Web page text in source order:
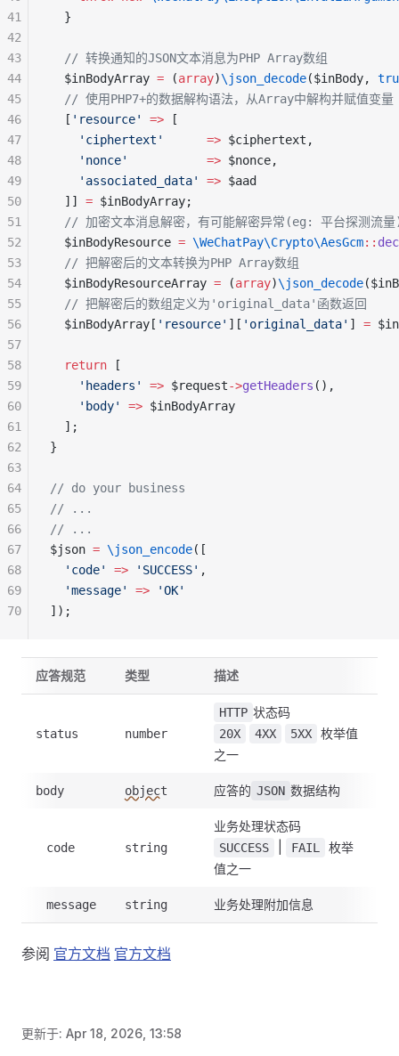
  }
  // 转换通知的JSON文本消息为PHP Array数组
  $inBodyArray
= (array)\json_decode($inBody,
  // 使用PHP7+的数据解构语法，从Array中解构并赋值变量
  [
'resource' => [
    'ciphertext'
      =>
$ciphertext,
    'nonce'
           =>
$nonce,
    'associated_data'
=> $aad
  ]]
= $inBodyArray;
// 加密文本消息解密，有可能解密异常(eg: 平台探测
  $inBodyResource
= \WeChatPay\Crypto\AesGcm::
  // 把解密后的文本转换为PHP Array数组
  $inBodyResourceArray
= (array)\json_decode
  // 把解密后的数组定义为'original_data'函数返回
  $inBodyArray[
'resource' ][ 'original_data' ] =
  return
[
    'headers'
=> $request->getHeaders (),
    'body'
=> $inBodyArray
  ];
}
// do your business
// ...
// ...
$json = \json_encode([
  'code'
=> 'SUCCESS' ,
  'message'
=> 'OK'
]);
41
42
43
44
45
46
47
48
49
50
51
52
53
54
55
56
57
58
59
60
61
62
63
64
65
66
67
68
69
70
应答规范 类型 描述
status number
HTTP 状态码
20X 4XX 5XX
枚举值
之一
body object 应答的 JSON 数据结构
code string
业务处理状态码
SUCCESS FAIL
枚举
值之一
message string 业务处理附加信息
参阅 官方文档 官方文档
更新于: Apr 18, 2026, 13:58